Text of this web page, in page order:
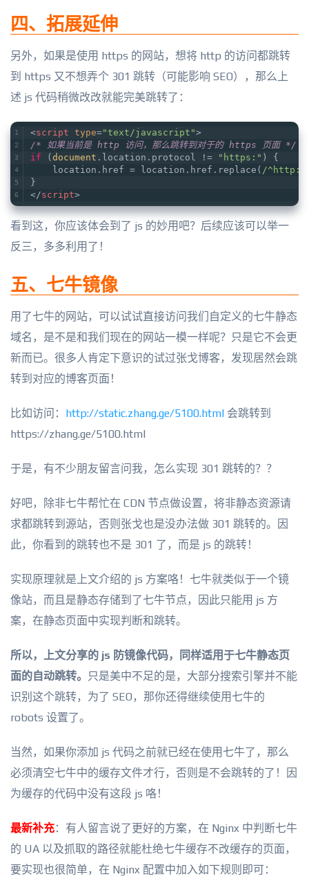
四、拓展延伸
另外，如果是使用 https 的网站，想将 http 的访问都跳转
到 https 又不想弄个 301 跳转（可能影响 SEO），那么上
述 js 代码稍微改改就能完美跳转了：
<script type="text/javascript">
/* 如果当前是 http 访问，那么跳转到对于的 https 页面 */
if ( document .location.protocol != "https:" ) {
    location.href = location.href.replace(
/^http:/
}
</script>
看到这，你应该体会到了 js 的妙用吧？后续应该可以举一
反三，多多利用了！
五、七牛镜像
用了七牛的网站，可以试试直接访问我们自定义的七牛静态
域名，是不是和我们现在的网站一模一样呢？只是它不会更
新而已。很多人肯定下意识的试过张戈博客，发现居然会跳
转到对应的博客页面！
比如访问： http://static.zhang.ge/5100.html 会跳转到
https://zhang.ge/5100.html
于是，有不少朋友留言问我，怎么实现 301 跳转的？？
好吧，除非七牛帮忙在 CDN 节点做设置，将非静态资源请
求都跳转到源站，否则张戈也是没办法做 301 跳转的。因
此，你看到的跳转也不是 301 了，而是 js 的跳转！
实现原理就是上文介绍的 js 方案咯！七牛就类似于一个镜
像站，而且是静态存储到了七牛节点，因此只能用 js 方
案，在静态页面中实现判断和跳转。
所以，上文分享的 js 防镜像代码，同样适用于七牛静态页
面的自动跳转。
只是美中不足的是，大部分搜索引擎并不能
识别这个跳转，为了 SEO，那你还得继续使用七牛的
robots 设置了。
当然，如果你添加 js 代码之前就已经在使用七牛了，那么
必须清空七牛中的缓存文件才行，否则是不会跳转的了！因
为缓存的代码中没有这段 js 咯！
最新补充：有人留言说了更好的方案，在 Nginx 中判断七牛
的 UA 以及抓取的路径就能杜绝七牛缓存不改缓存的页面，
要实现也很简单，在 Nginx 配置中加入如下规则即可：